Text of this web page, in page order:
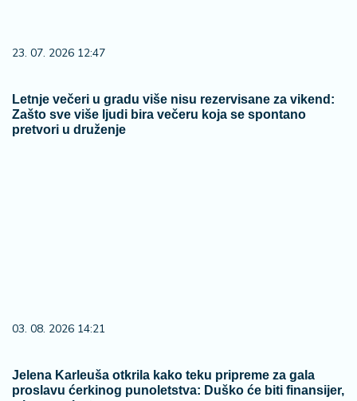
23. 07. 2026 12:47
Letnje večeri u gradu više nisu rezervisane za vikend:
Zašto sve više ljudi bira večeru koja se spontano
pretvori u druženje
03. 08. 2026 14:21
Jelena Karleuša otkrila kako teku pripreme za gala
proslavu ćerkinog punoletstva: Duško će biti finansijer,